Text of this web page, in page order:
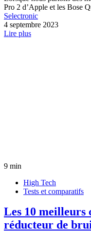
Pro 2 d’Apple et les Bose
Selectronic
4 septembre 2023
Lire plus
9 min
High Tech
Tests et comparatifs
Les 10 meilleurs
réducteur de